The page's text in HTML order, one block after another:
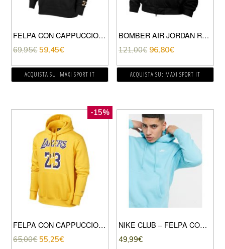
FELPA CON CAPPUCCIO SPORT DNA
69,95€ 59,45€
ACQUISTA SU: MAXI SPORT IT
BOMBER AIR JORDAN REMASTERED
121,00€ 96,80€
ACQUISTA SU: MAXI SPORT IT
-15%
FELPA CON CAPPUCCIO LEBRON JAMES LAKERS
65,00€ 55,25€
NIKE CLUB – FELPA CON CAPPUCCIO AZZURRO ACQUA-BLU
49,99€